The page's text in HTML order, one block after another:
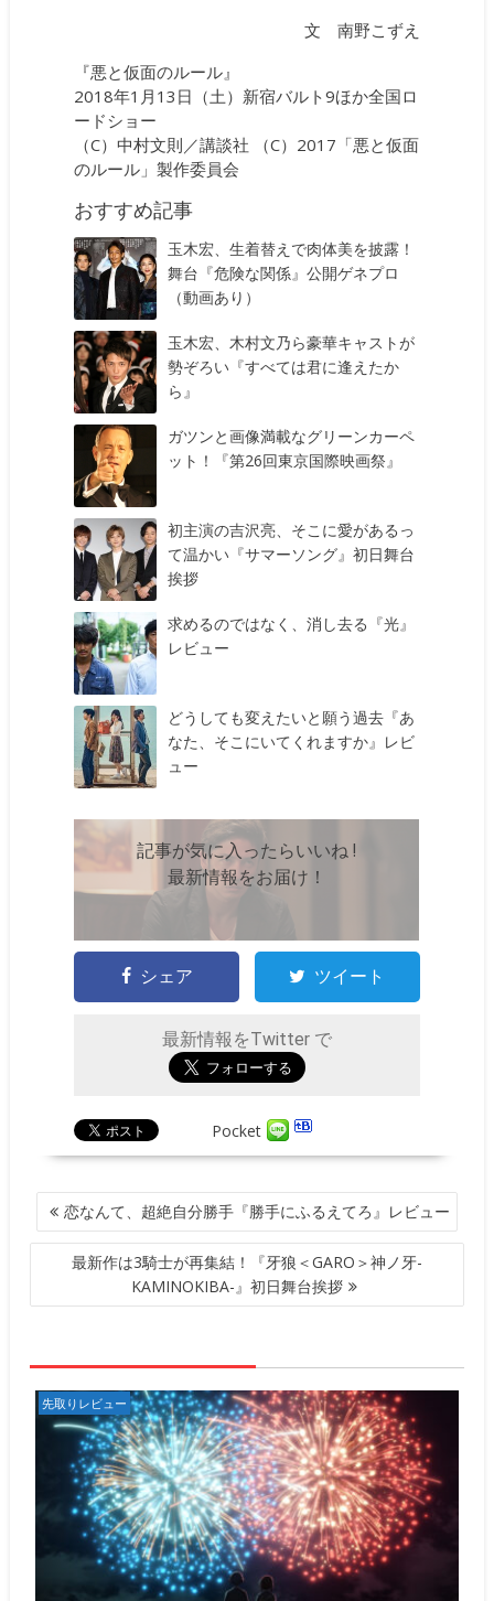
文 南野こずえ
『悪と仮面のルール』
2018年1月13日（土）新宿バルト9ほか全国ロ
ードショー
（C）中村文則／講談社 （C）2017「悪と仮面
のルール」製作委員会
おすすめ記事
玉木宏、生着替えで肉体美を披露！
舞台『危険な関係』公開ゲネプロ
（動画あり）
玉木宏、木村文乃ら豪華キャストが
勢ぞろい『すべては君に逢えたか
ら』
ガツンと画像満載なグリーンカーペ
ット！『第26回東京国際映画祭』
初主演の吉沢亮、そこに愛があるっ
て温かい『サマーソング』初日舞台
挨拶
求めるのではなく、消し去る『光』
レビュー
どうしても変えたいと願う過去『あ
なた、そこにいてくれますか』レビ
ュー
記事が気に入ったらいいね !
最新情報をお届け！
シェア ツイート
最新情報をTwitter で
Pocket
投
稿
ナ
ゲ
ョ
ン
恋なんて、超絶自分勝手『勝手にふるえてろ』レビュー
最新作は3騎士が再集結！『牙狼＜GARO＞神ノ牙-
KAMINOKIBA-』初日舞台挨拶
先取りレビュー